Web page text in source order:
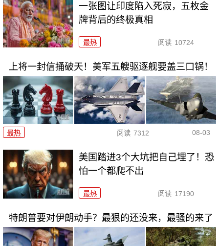
一张图让印度陷入死寂，五枚金
牌背后的终极真相
最热 阅读 10724
上将一封信捅破天！美军五艘驱逐舰要盖三口锅！
最热 阅读 7312 08-03
美国踏进3个大坑把自己埋了！恐
怕一个都爬不出
最热 阅读 17190
特朗普要对伊朗动手？最狠的还没来，最骚的来了